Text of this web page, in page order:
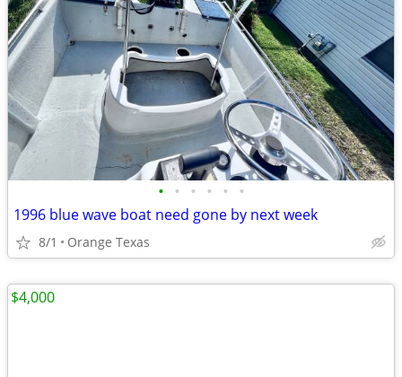
• • • • • •
1996 blue wave boat need gone by next week
8/1 Orange Texas
$4,000